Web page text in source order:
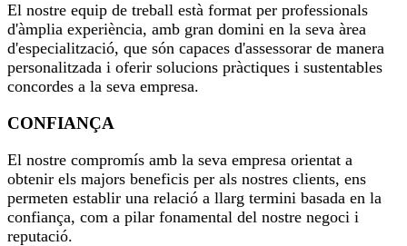
El nostre equip de treball està format per professionals
d'àmplia experiència, amb gran domini en la seva àrea
d'especialització, que són capaces d'assessorar de manera
personalitzada i oferir solucions pràctiques i sustentables
concordes a la seva empresa.
CONFIANÇA
El nostre compromís amb la seva empresa orientat a
obtenir els majors beneficis per als nostres clients, ens
permeten establir una relació a llarg termini basada en la
confiança, com a pilar fonamental del nostre negoci i
reputació.